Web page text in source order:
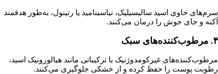
سرم‌های حاوی اسید سالیسیلیک، نیاسینامید یا رتینول، به‌طور هدفمند
آکنه و جای جوش را درمان می‌کنند.
۴. مرطوب‌کننده‌های سبک
مرطوب‌کننده‌های غیرکومدوژنیک با ترکیباتی مانند هیالورونیک اسید،
رطوبت پوست را حفظ کرده و از خشکی جلوگیری می‌کنند.